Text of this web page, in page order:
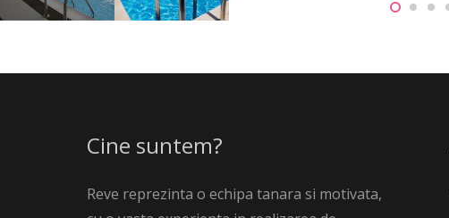
Cine suntem?
Reve reprezinta o echipa tanara si motivata,